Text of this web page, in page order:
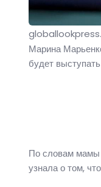
Марина
будет
По словам мамы
узнала о том,